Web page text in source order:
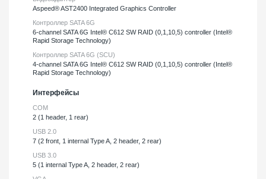
Aspeed® AST2400 Integrated Graphics Controller
Контроллер SATA 6G
6-channel SATA 6G Intel® C612 SW RAID (0,1,10,5) controller (Intel®
Rapid Storage Technology)
Контроллер SATA 6G (SCU)
4-channel SATA 6G Intel® C612 SW RAID (0,1,10,5) controller (Intel®
Rapid Storage Technology)
Интерфейсы
COM
2 (1 header, 1 rear)
USB 2.0
7 (2 front, 1 internal Type A, 2 header, 2 rear)
USB 3.0
5 (1 internal Type A, 2 header, 2 rear)